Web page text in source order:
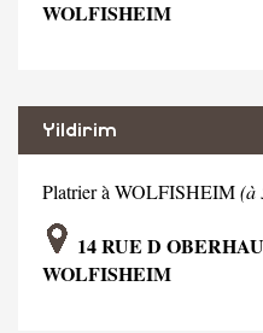
WOLFISHEIM
Yildirim
Platrier à WOLFISHEIM(à
14 RUE D
WOLFISHEIM